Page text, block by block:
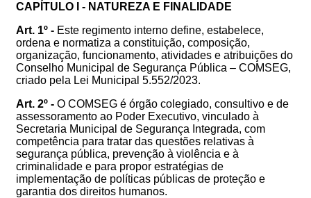
CAPÍTULO I - NATUREZA E FINALIDADE
Art. 1º - Este regimento interno define, estabelece,
ordena e normatiza a constituição, composição,
organização, funcionamento, atividades e atribuições do
Conselho Municipal de Segurança Pública – COMSEG,
criado pela Lei Municipal 5.552/2023.
Art. 2º - O COMSEG é órgão colegiado, consultivo e de
assessoramento ao Poder Executivo, vinculado à
Secretaria Municipal de Segurança Integrada, com
competência para tratar das questões relativas à
segurança pública, prevenção à violência e à
criminalidade e para propor estratégias de
implementação de políticas públicas de proteção e
garantia dos direitos humanos.